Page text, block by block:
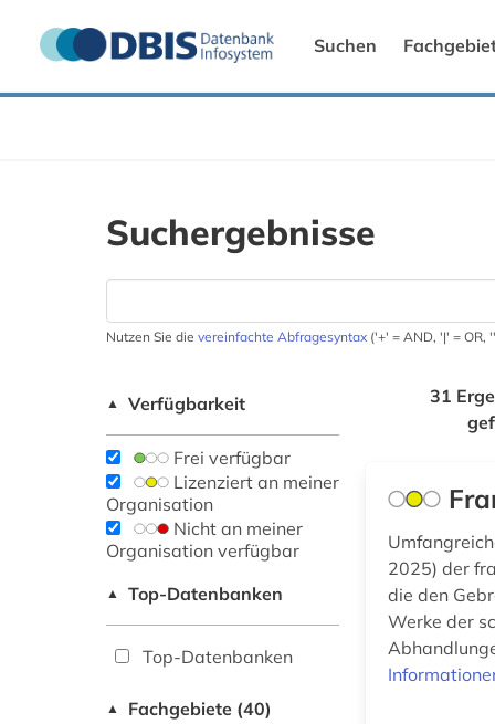
Suchen
Suchergebnisse
Nutzen Sie die vereinfachte Abfragesyntax ('+' = AND, '|' = OR,
▲ Verfügbarkeit
Frei verfügbar
Lizenziert an meiner
Organisation
Nicht an meiner
Organisation verfügbar
▲ Top-Datenbanken
Top-Datenbanken
▲ Fachgebiete (40)
31
2025) der
die den
Werke der